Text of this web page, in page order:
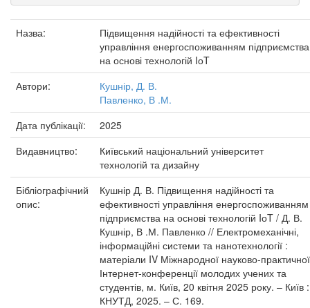
Назва:
Підвищення надійності та ефективності
управління енергоспоживанням підприємства
на основі технологій IоT
Автори:
Кушнір, Д. В.
Павленко, В .М.
Дата публікації:
2025
Видавництво:
Київський національний університет
технологій та дизайну
Бібліографічний
опис:
Кушнір Д. В. Підвищення надійності та
ефективності управління енергоспоживанням
підприємства на основі технологій IоT / Д. В.
Кушнір, В .М. Павленко // Електромеханічні,
інформаційні системи та нанотехнології :
матеріали IV Міжнародної науково-практичної
Інтернет-конференції молодих учених та
студентів, м. Київ, 20 квітня 2025 року. – Київ :
КНУТД, 2025. – С. 169.